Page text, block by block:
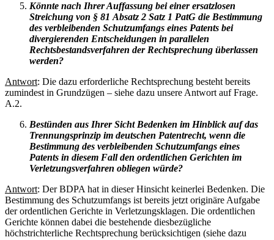
Könnte nach Ihrer Auffassung bei einer ersatzlosen
Streichung von § 81 Absatz 2 Satz 1 PatG die Bestimmung
des verbleibenden Schutzumfangs eines Patents bei
divergierenden Entscheidungen in parallelen
Rechtsbestandsverfahren der Rechtsprechung überlassen
werden?
Antwort: Die dazu erforderliche Rechtsprechung besteht bereits
zumindest in Grundzügen – siehe dazu unsere Antwort auf Frage.
A.2.
Bestünden aus Ihrer Sicht Bedenken im Hinblick auf das
Trennungsprinzip im deutschen Patentrecht, wenn die
Bestimmung des verbleibenden Schutzumfangs eines
Patents in diesem Fall den ordentlichen Gerichten im
Verletzungsverfahren obliegen würde?
Antwort: Der BDPA hat in dieser Hinsicht keinerlei Bedenken. Die
Bestimmung des Schutzumfangs ist bereits jetzt originäre Aufgabe
der ordentlichen Gerichte in Verletzungsklagen. Die ordentlichen
Gerichte können dabei die bestehende diesbezügliche
höchstrichterliche Rechtsprechung berücksichtigen (siehe dazu